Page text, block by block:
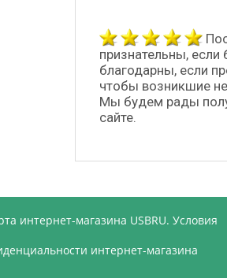
признательны,
благодарны, если
чтобы возникшие
Мы будем рады
сайте.
интернет-магазина USBRU. Условия
интернет-магазина